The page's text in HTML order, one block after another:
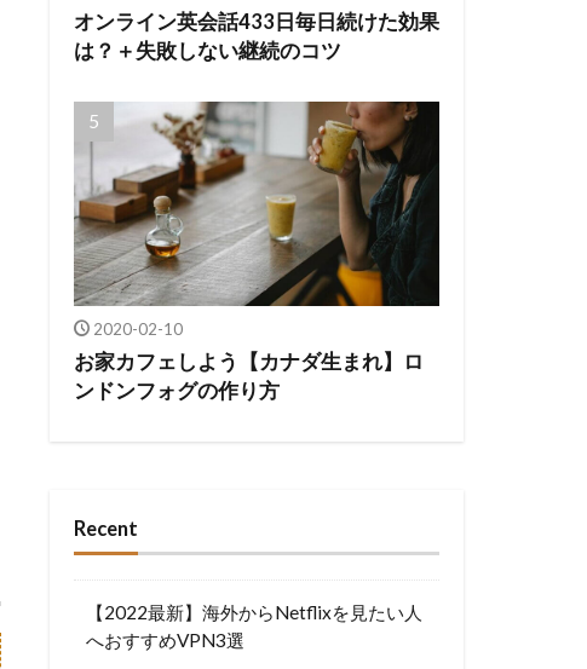
オンライン英会話433日毎日続けた効果
は？＋失敗しない継続のコツ
2020-02-10
お家カフェしよう【カナダ生まれ】ロ
ンドンフォグの作り方
Recent
【2022最新】海外からNetflixを見たい人
へおすすめVPN3選